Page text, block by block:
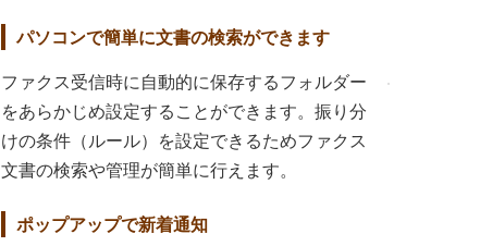
パソコンで簡単に文書の検索ができます
ファクス受信時に自動的に保存するフォルダー
をあらかじめ設定することができます。振り分
けの条件（ルール）を設定できるためファクス
文書の検索や管理が簡単に行えます。
ポップアップで新着通知